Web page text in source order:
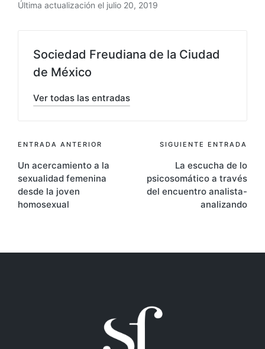
Última actualización el julio 20, 2019
Sociedad Freudiana de la Ciudad
de México
Ver todas las entradas
Navegación
de
entradas
ENTRADA ANTERIOR
Un acercamiento a la
sexualidad femenina
desde la joven
homosexual
SIGUIENTE ENTRADA
La escucha de lo
psicosomático a través
del encuentro analista-
analizando